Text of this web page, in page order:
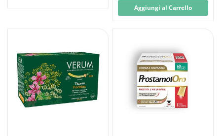
Aggiungi al Carrello